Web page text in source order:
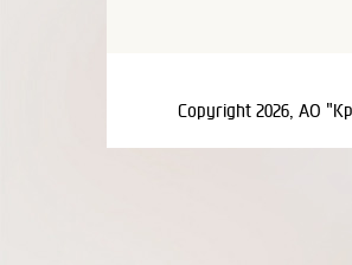
Copyright 2026, АО